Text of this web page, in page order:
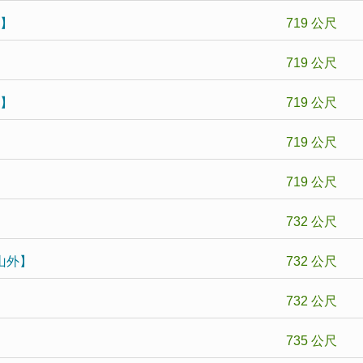
719 公尺
719 公尺
719 公尺
719 公尺
719 公尺
732 公尺
】 732 公尺
732 公尺
735 公尺